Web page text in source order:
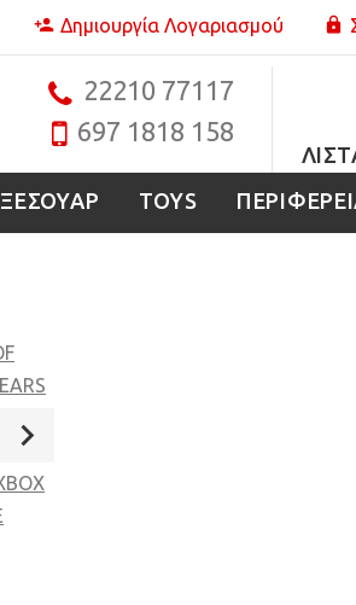
Δημιουργία Λογαριασμού
22210 77117
697 1818 158
TOYS